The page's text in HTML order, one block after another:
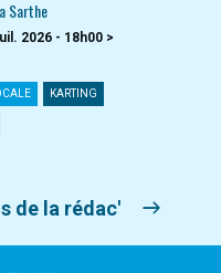
Sarthe
2026 - 18h00 >
KARTING
de la rédac'